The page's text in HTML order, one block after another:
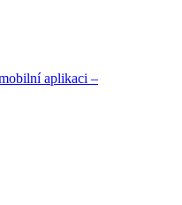
aplikaci –